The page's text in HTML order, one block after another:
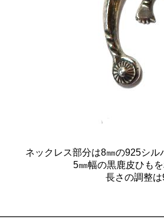
ネックレス部分は8㎜の925シ
5㎜幅の黒鹿皮ひも
長さの調整